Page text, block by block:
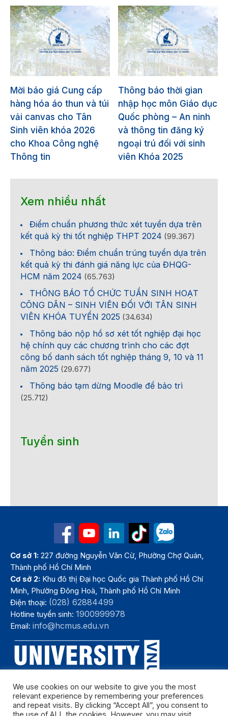
Mời báo giá Cung cấp
hàng hóa áo thun và túi
vải canvas cho Tân
Sinh viên khóa 2026
cho Khoa Công nghệ
Thông tin
Thông báo thời gian
nhập học môn Giáo dục
Quốc phòng – An ninh
và thông tin đăng ký
ngoại trú đối với sinh
viên Khóa 2025
Xem nhiều nhất
Điểm chuẩn phương thức xét tuyển dựa trên
kết quả kỳ thi tốt nghiệp THPT 2024 (99.367)
Thông báo: Điểm chuẩn trúng tuyển dựa trên
kết quả kỳ thi đánh giá năng lực của ĐHQG-
HCM năm 2024 (65.763)
THÔNG BÁO TỔ CHỨC TUẦN SINH HOẠT
CÔNG DÂN – SINH VIÊN ĐỐI VỚI TÂN SINH
VIÊN KHÓA TUYỂN 2025 (34.634)
Thông báo nộp hồ sơ xét tốt nghiệp đại học
hệ chính quy các chương trình cho các đợt
công bố danh sách tốt nghiệp tháng 9, 10 và 11
năm 2025 (29.677)
Thông báo tạm dừng Moodle để bảo trì
(25.712)
Tuyển sinh
Cơ sở 1: 227 đường Nguyễn Văn Cừ, Phường Chợ Quán,
Thành phố Hồ Chí Minh
Cơ sở 2: Khu đô thị Đại học Quốc gia Thành phố Hồ Chí
Minh, Phường Đông Hoà, Thành phố Hồ Chí Minh
Điện thoại: (028) 62884499
Hotline tuyển sinh:1900999978
Email:info@hcmus.edu.vn
We use cookies on our website to give you the most
relevant experience by remembering your preferences
and repeat visits. By clicking “Accept All”, you consent to